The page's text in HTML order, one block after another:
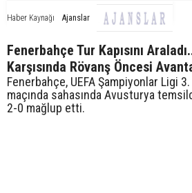
Haber Kaynağı Ajanslar
Fenerbahçe Tur Kapısını
Karşısında Rövanş Öncesi
Fenerbahçe, UEFA Şampiyonlar Ligi
maçında sahasında Avusturya
2-0 mağlup etti.